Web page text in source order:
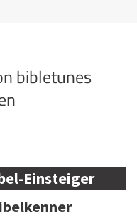
bibletunes
Einsteiger